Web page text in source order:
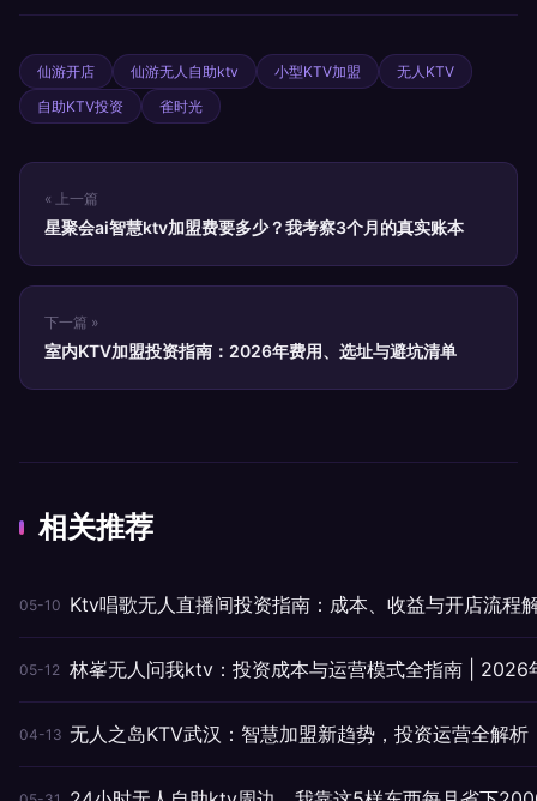
仙游开店 仙游无人自助ktv 小型KTV加盟
无人KTV
自助KTV投资
雀时光
« 上一篇
星聚会ai智慧ktv加盟费要多少？我考察3个月的真实账本
下一篇 »
室内KTV加盟投资指南：2026年费用、选址与避坑清单
相关推荐
05-10 Ktv唱歌无人直播间投资指南：成本、收益与开店流程
05-12 林峯无人问我ktv：投资成本与运营模式全指南 | 2026
04-13 无人之岛KTV武汉：智慧加盟新趋势，投资运营全解析